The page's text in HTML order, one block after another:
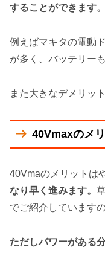
することができます。
例えばマキタの電動
が多く、バッテリー
また大きなデメリッ
40Vmaxのメ
40Vmaのメリットは
なり早く進みます。
でご紹介しています
ただしパワーがある